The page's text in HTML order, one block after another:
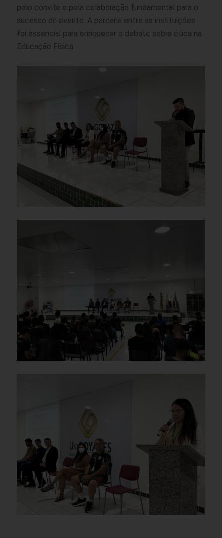
pelo convite e pela colaboração fundamental para o
sucesso do evento. A parceria entre as instituições
foi essencial para enriquecer o debate sobre ética na
Educação Física.